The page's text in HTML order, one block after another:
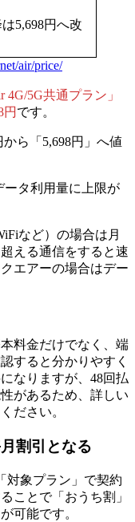
5,698円へ改
air/price/
4G/5G共通プラン」
円 です。
ら「5,698円」へ値
ータ利用量に上限が
など）の場合は月
える通信をすると速
エアーの場合はデー
料金だけでなく、端
すると分かりやすく
なりますが、48回払
があるため、詳しい
ださい。
割引となる
対象プラン」で契約
ことで「おうち割」
可能です。